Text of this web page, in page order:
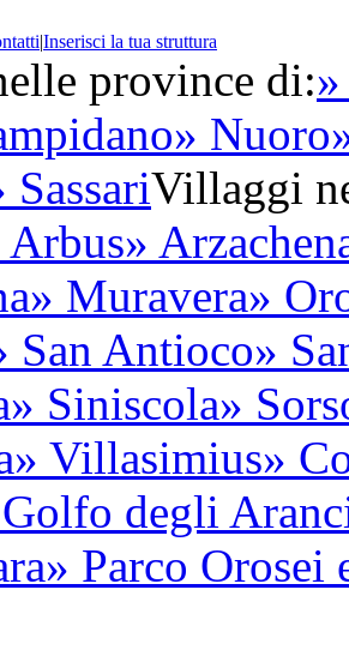
|Inserisci la tua struttura
province di:
» Nuoro
SassariVillaggi
Arbus»
» Muravera»
San Antioco»
» Siniscola»
» Villasimius»
degli
» Parco Orosei